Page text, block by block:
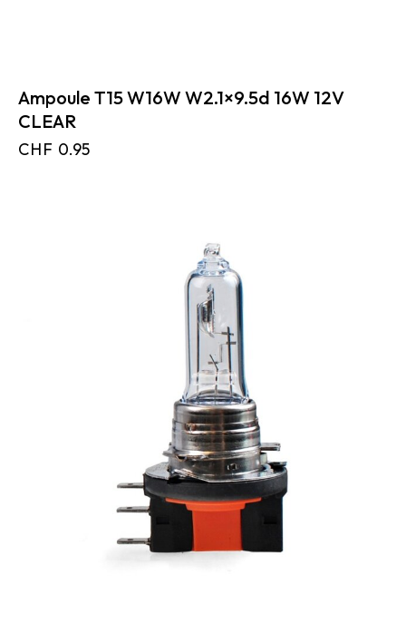
Ampoule T15 W16W W2.1×9.5d 16W 12V
CLEAR
CHF 0.95